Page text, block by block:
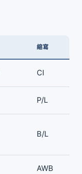
縮寫
CI
P/L
B/L
AWB